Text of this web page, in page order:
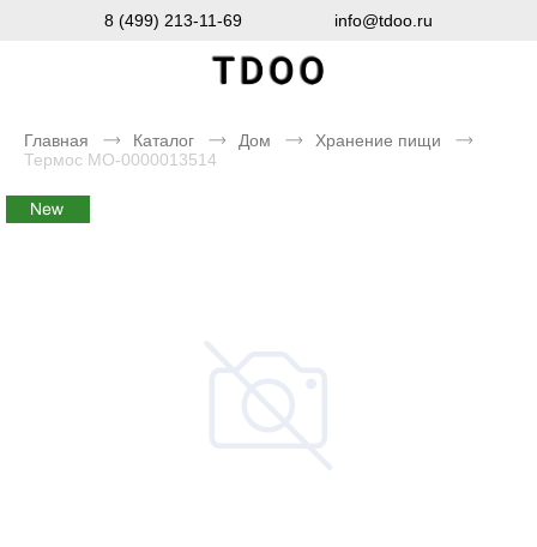
8 (499) 213-11-69 info@tdoo.ru
Главная Каталог Дом
Хранение пищи
Термос MO-0000013514